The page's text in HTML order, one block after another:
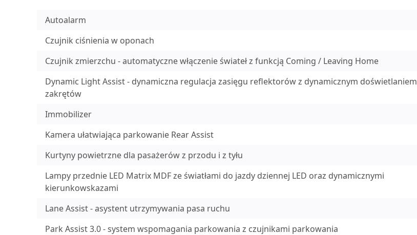
Autoalarm
Czujnik ciśnienia w oponach
Czujnik zmierzchu - automatyczne włączenie świateł z funkcją Coming / Leaving Home
Dynamic Light Assist - dynamiczna regulacja zasięgu reflektorów z dynamicznym doświetlaniem
zakrętów
Immobilizer
Kamera ułatwiająca parkowanie Rear Assist
Kurtyny powietrzne dla pasażerów z przodu i z tyłu
Lampy przednie LED Matrix MDF ze światłami do jazdy dziennej LED oraz dynamicznymi
kierunkowskazami
Lane Assist - asystent utrzymywania pasa ruchu
Park Assist 3.0 - system wspomagania parkowania z czujnikami parkowania